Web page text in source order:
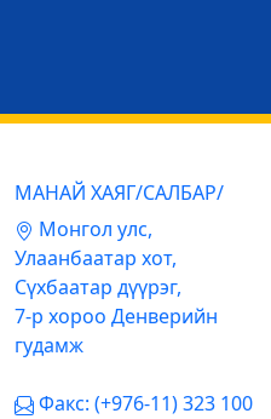
МАНАЙ ХАЯГ/САЛБАР/
Mонгол улс,
Улаанбаатар хот,
Сүхбаатар дүүрэг,
7-р хороо Денверийн
гудамж
Факс: (+976-11) 323 100